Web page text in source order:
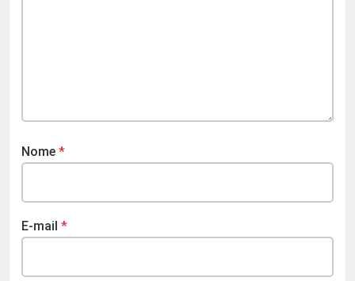
Nome *
E-mail *